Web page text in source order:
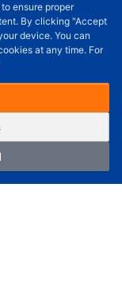
ensure proper
By clicking "Accept
device. You can
at any time. For
:
:---
to Cart